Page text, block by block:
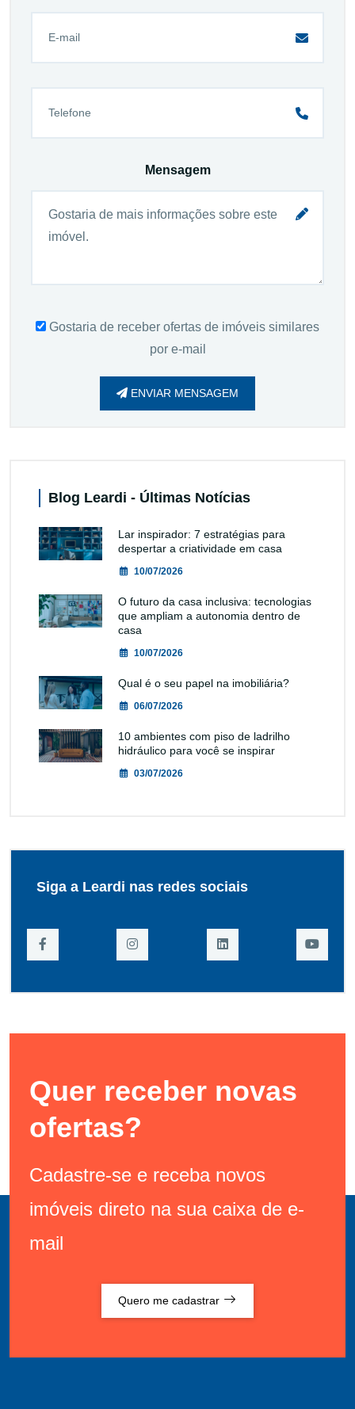
Mensagem
Gostaria de receber ofertas de imóveis similares
por e-mail
ENVIAR MENSAGEM
Blog Leardi - Últimas Notícias
Lar inspirador: 7 estratégias para
despertar a criatividade em casa
10/07/2026
O futuro da casa inclusiva: tecnologias
que ampliam a autonomia dentro de
casa
10/07/2026
Qual é o seu papel na imobiliária?
06/07/2026
10 ambientes com piso de ladrilho
hidráulico para você se inspirar
03/07/2026
Siga a Leardi nas redes sociais
Quer receber novas
ofertas?
Cadastre-se e receba novos
imóveis direto na sua caixa de e-
mail
Quero me cadastrar